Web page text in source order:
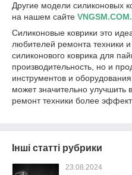
Другие модели силиконовых
на нашем сайте
Силиконовые коврики это
любителей ремонта техники
силиконового коврика для
производительность, но и
инструментов и
может значительно
ремонт техники более
Інші статті рубрики
23.08.2024